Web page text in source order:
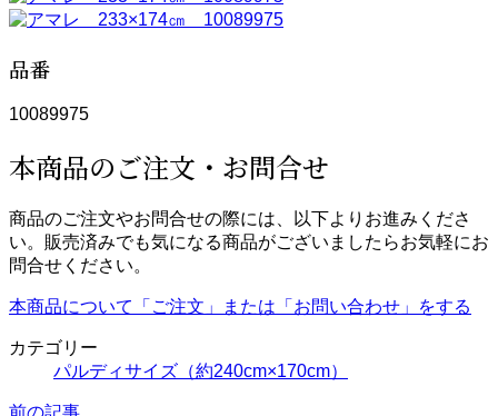
品番
10089975
本商品のご注文・お問合せ
商品のご注文やお問合せの際には、以下よりお進みくださ
い。販売済みでも気になる商品がございましたらお気軽にお
問合せください。
本商品について「ご注文」または「お問い合わせ」をする
カテゴリー
パルディサイズ（約240cm×170cm）
前の記事